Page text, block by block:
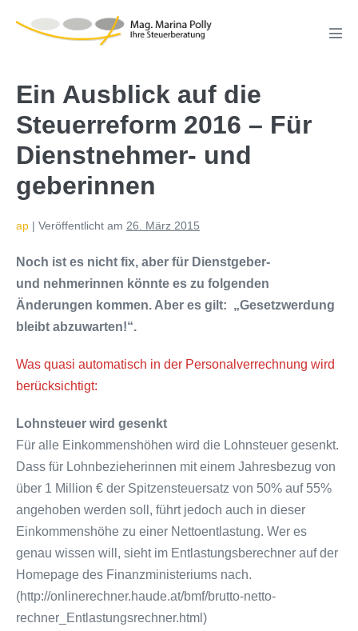
Inhalt
Ein Ausblick auf die
Steuerreform 2016 – Für
Dienstnehmer- und
geberinnen
ap | Veröffentlicht am 26. März 2015
Noch ist es nicht fix, aber für Dienstgeber-
und nehmerinnen könnte es zu folgenden
Änderungen kommen. Aber es gilt: „Gesetzwerdung
bleibt abzuwarten!“.
Was quasi automatisch in der Personalverrechnung wird
berücksichtigt:
Lohnsteuer wird gesenkt
Für alle Einkommenshöhen wird die Lohnsteuer gesenkt.
Dass für Lohnbezieherinnen mit einem Jahresbezug von
über 1 Million € der Spitzensteuersatz von 50% auf 55%
angehoben werden soll, führt jedoch auch in dieser
Einkommenshöhe zu einer Nettoentlastung. Wer es
genau wissen will, sieht im Entlastungsberechner auf der
Homepage des Finanzministeriums nach.
(http://onlinerechner.haude.at/bmf/brutto-netto-
rechner_Entlastungsrechner.html)